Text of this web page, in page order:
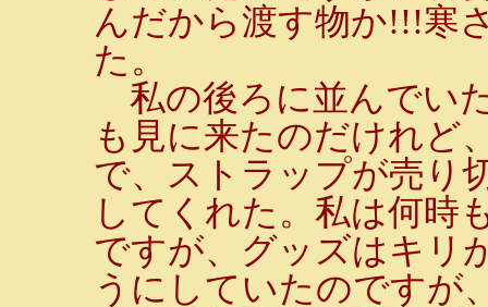
んだから渡す物か!!!寒
た。
私の後ろに並んでい
も見に来たのだけれど
で、ストラップが売り
してくれた。私は何時
ですが、グッズはキリ
うにしていたのですが